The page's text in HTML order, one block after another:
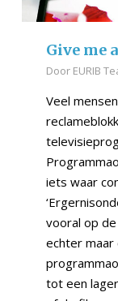
Give me
Door EURIB
Veel
iets waar
vooral op
echter
tot een